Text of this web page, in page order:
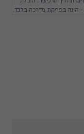
הינה בפריקת מדרכה בלבד.